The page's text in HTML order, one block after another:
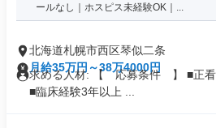
ールなし｜ホスピス未経験OK｜...
北海道札幌市西区琴似二条
月給35万円～38万4000円
求める人材: 【 応募条件 】 ■正看
■臨床経験3年以上 ...